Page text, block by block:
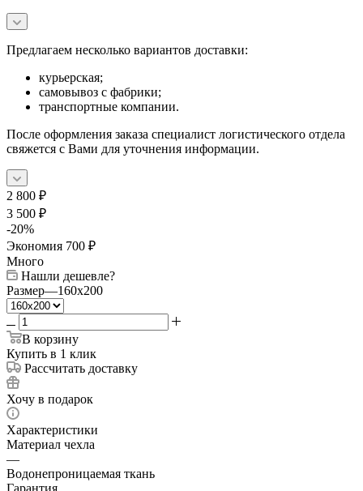
Предлагаем несколько вариантов доставки:
курьерская;
самовывоз с фабрики;
транспортные компании.
После оформления заказа специалист логистического отдела
свяжется с Вами для уточнения информации.
2 800 ₽
3 500 ₽
-20%
Экономия 700 ₽
Много
Нашли дешевле?
Размер—160x200
В корзину
Купить в 1 клик
Рассчитать доставку
Хочу в подарок
Характеристики
Материал чехла
—
Водонепроницаемая ткань
Гарантия